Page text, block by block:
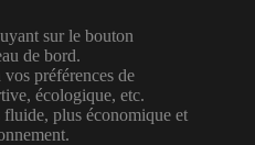
sur le bouton
de bord.
préférences de
écologique, etc.
plus économique et